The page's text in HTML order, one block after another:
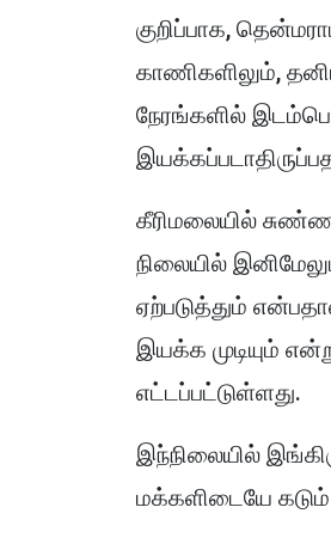
குறிப்பாக,
காணிகளிலும்,
நேரங்களில்
கீரிமலையில்
நிலையில்
ஏற்படுத்தும்
இயக்க முடியும்
எட்டப்பட்டுள்ளது.
இந்நிலையில்
மக்களிடையே கடும்